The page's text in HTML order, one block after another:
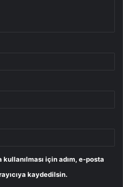
için adım, e-posta
kaydedilsin.